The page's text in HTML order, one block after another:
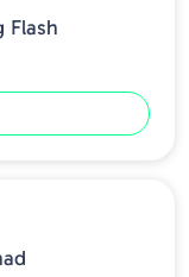
Flash